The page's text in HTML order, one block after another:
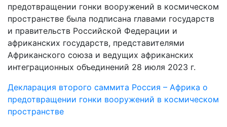
предотвращении гонки вооружений в космическом
пространстве была подписана главами государств
и правительств Российской Федерации и
африканских государств, представителями
Африканского союза и ведущих африканских
интеграционных объединений 28 июля 2023 г.
Декларация второго саммита Россия – Африка о
предотвращении гонки вооружений в космическом
пространстве